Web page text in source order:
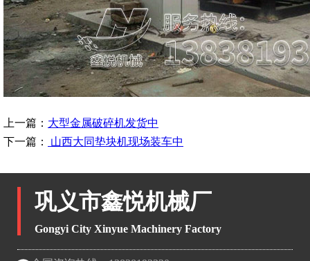
上一篇： 大型金属破碎机发货中
下一篇：
山西大同垫块机现场装车中
巩义市鑫悦机械厂
Gongyi City Xinyue Machinery Factory